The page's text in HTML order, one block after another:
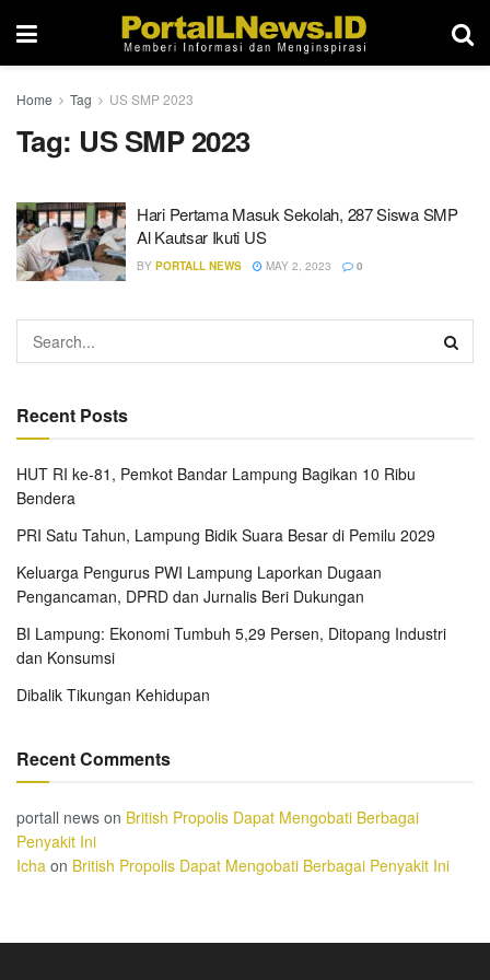
Home Tag US SMP 2023
Tag: US SMP 2023
Hari Pertama Masuk Sekolah, 287 Siswa SMP
Al Kautsar Ikuti US
BY PORTALL NEWS MAY 2, 2023 0
Recent Posts
HUT RI ke-81, Pemkot Bandar Lampung Bagikan 10 Ribu
Bendera
PRI Satu Tahun, Lampung Bidik Suara Besar di Pemilu 2029
Keluarga Pengurus PWI Lampung Laporkan Dugaan
Pengancaman, DPRD dan Jurnalis Beri Dukungan
BI Lampung: Ekonomi Tumbuh 5,29 Persen, Ditopang Industri
dan Konsumsi
Dibalik Tikungan Kehidupan
Recent Comments
portall news on British Propolis Dapat Mengobati Berbagai
Penyakit Ini
Icha on British Propolis Dapat Mengobati Berbagai Penyakit Ini